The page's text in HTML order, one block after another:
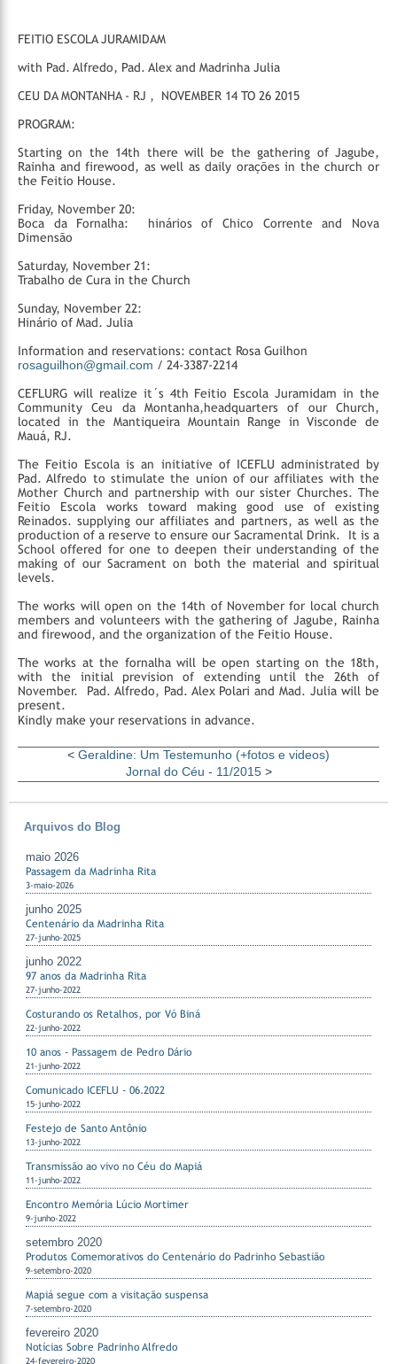
FEITIO ESCOLA JURAMIDAM
with Pad. Alfredo, Pad. Alex and Madrinha Julia
CEU DA MONTANHA - RJ , NOVEMBER 14 TO 26 2015
PROGRAM:
Starting on the 14th there will be the gathering of Jagube,
Rainha and firewood, as well as daily orações in the church or
the Feitio House.
Friday, November 20:
Boca da Fornalha: hinários of Chico Corrente and Nova
Dimensão
Saturday, November 21:
Trabalho de Cura in the Church
Sunday, November 22:
Hinário of Mad. Julia
Information and reservations: contact Rosa Guilhon
rosaguilhon@gmail.com / 24-3387-2214
CEFLURG will realize it´s 4th Feitio Escola Juramidam in the
Community Ceu da Montanha,headquarters of our Church,
located in the Mantiqueira Mountain Range in Visconde de
Mauá, RJ.
The Feitio Escola is an initiative of ICEFLU administrated by
Pad. Alfredo to stimulate the union of our affiliates with the
Mother Church and partnership with our sister Churches. The
Feitio Escola works toward making good use of existing
Reinados. supplying our affiliates and partners, as well as the
production of a reserve to ensure our Sacramental Drink. It is a
School offered for one to deepen their understanding of the
making of our Sacrament on both the material and spiritual
levels.
The works will open on the 14th of November for local church
members and volunteers with the gathering of Jagube, Rainha
and firewood, and the organization of the Feitio House.
The works at the fornalha will be open starting on the 18th,
with the initial prevision of extending until the 26th of
November. Pad. Alfredo, Pad. Alex Polari and Mad. Julia will be
present.
Kindly make your reservations in advance.
< Geraldine: Um Testemunho (+fotos e videos)
Jornal do Céu - 11/2015>
Arquivos do Blog
maio 2026
Passagem da Madrinha Rita
3-maio-2026
junho 2025
Centenário da Madrinha Rita
27-junho-2025
junho 2022
97 anos da Madrinha Rita
27-junho-2022
Costurando os Retalhos, por Vó Biná
22-junho-2022
10 anos - Passagem de Pedro Dário
21-junho-2022
Comunicado ICEFLU - 06.2022
15-junho-2022
Festejo de Santo Antônio
13-junho-2022
Transmissão ao vivo no Céu do Mapiá
11-junho-2022
Encontro Memória Lúcio Mortimer
9-junho-2022
setembro 2020
Produtos Comemorativos do Centenário do Padrinho Sebastião
9-setembro-2020
Mapiá segue com a visitação suspensa
7-setembro-2020
fevereiro 2020
Notícias Sobre Padrinho Alfredo
24-fevereiro-2020